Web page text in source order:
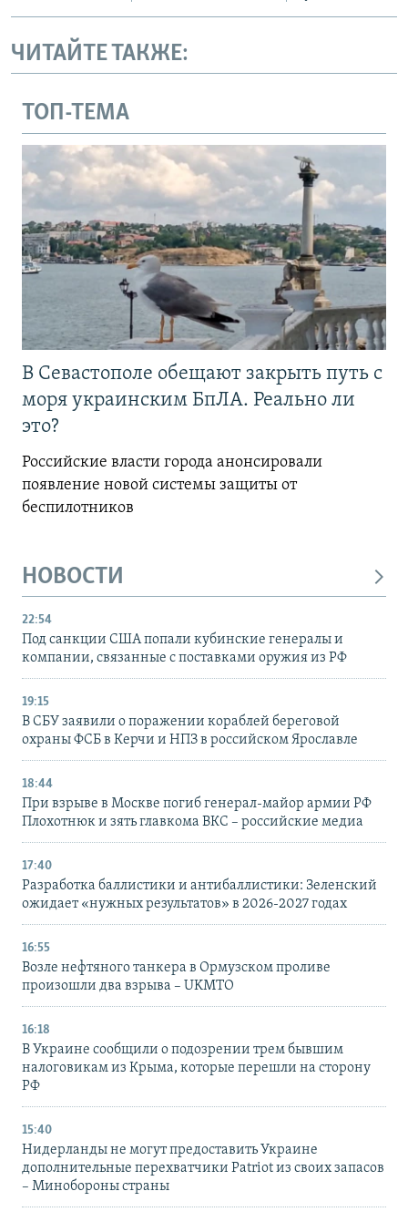
ЧИТАЙТЕ ТАКЖЕ:
ТОП-ТЕМА
В Севастополе обещают закрыть путь с
моря украинским БпЛА. Реально ли
это?
Российские власти города анонсировали
появление новой системы защиты от
беспилотников
НОВОСТИ
22:54
Под санкции США попали кубинские генералы и
компании, связанные с поставками оружия из РФ
19:15
В СБУ заявили о поражении кораблей береговой
охраны ФСБ в Керчи и НПЗ в российском Ярославле
18:44
При взрыве в Москве погиб генерал-майор армии РФ
Плохотнюк и зять главкома ВКС – российские медиа
17:40
Разработка баллистики и антибаллистики: Зеленский
ожидает «нужных результатов» в 2026-2027 годах
16:55
Возле нефтяного танкера в Ормузском проливе
произошли два взрыва – UKMTO
16:18
В Украине сообщили о подозрении трем бывшим
налоговикам из Крыма, которые перешли на сторону
РФ
15:40
Нидерланды не могут предоставить Украине
дополнительные перехватчики Patriot из своих запасов
– Минобороны страны